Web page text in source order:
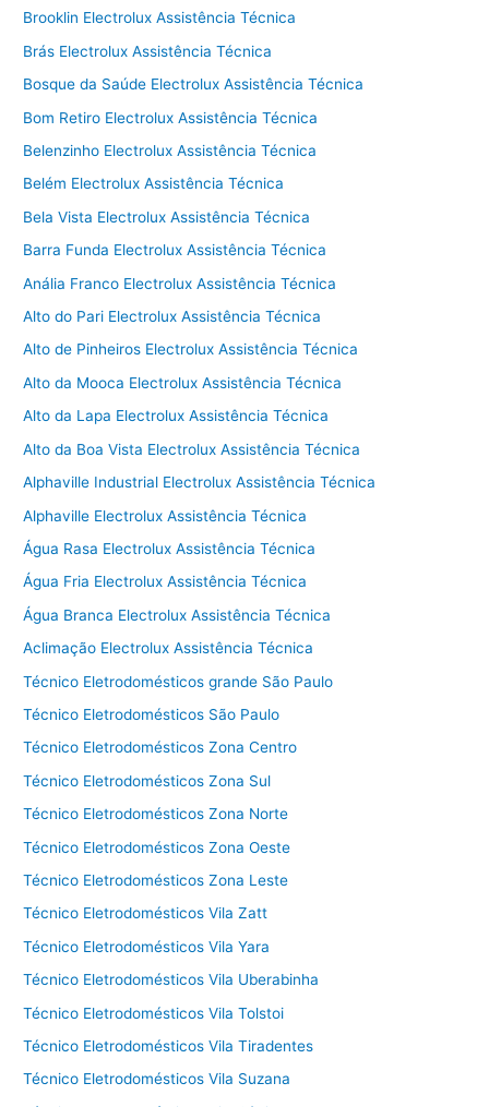
Brooklin Electrolux Assistência Técnica
Brás Electrolux Assistência Técnica
Bosque da Saúde Electrolux Assistência Técnica
Bom Retiro Electrolux Assistência Técnica
Belenzinho Electrolux Assistência Técnica
Belém Electrolux Assistência Técnica
Bela Vista Electrolux Assistência Técnica
Barra Funda Electrolux Assistência Técnica
Anália Franco Electrolux Assistência Técnica
Alto do Pari Electrolux Assistência Técnica
Alto de Pinheiros Electrolux Assistência Técnica
Alto da Mooca Electrolux Assistência Técnica
Alto da Lapa Electrolux Assistência Técnica
Alto da Boa Vista Electrolux Assistência Técnica
Alphaville Industrial Electrolux Assistência Técnica
Alphaville Electrolux Assistência Técnica
Água Rasa Electrolux Assistência Técnica
Água Fria Electrolux Assistência Técnica
Água Branca Electrolux Assistência Técnica
Aclimação Electrolux Assistência Técnica
Técnico Eletrodomésticos grande São Paulo
Técnico Eletrodomésticos São Paulo
Técnico Eletrodomésticos Zona Centro
Técnico Eletrodomésticos Zona Sul
Técnico Eletrodomésticos Zona Norte
Técnico Eletrodomésticos Zona Oeste
Técnico Eletrodomésticos Zona Leste
Técnico Eletrodomésticos Vila Zatt
Técnico Eletrodomésticos Vila Yara
Técnico Eletrodomésticos Vila Uberabinha
Técnico Eletrodomésticos Vila Tolstoi
Técnico Eletrodomésticos Vila Tiradentes
Técnico Eletrodomésticos Vila Suzana